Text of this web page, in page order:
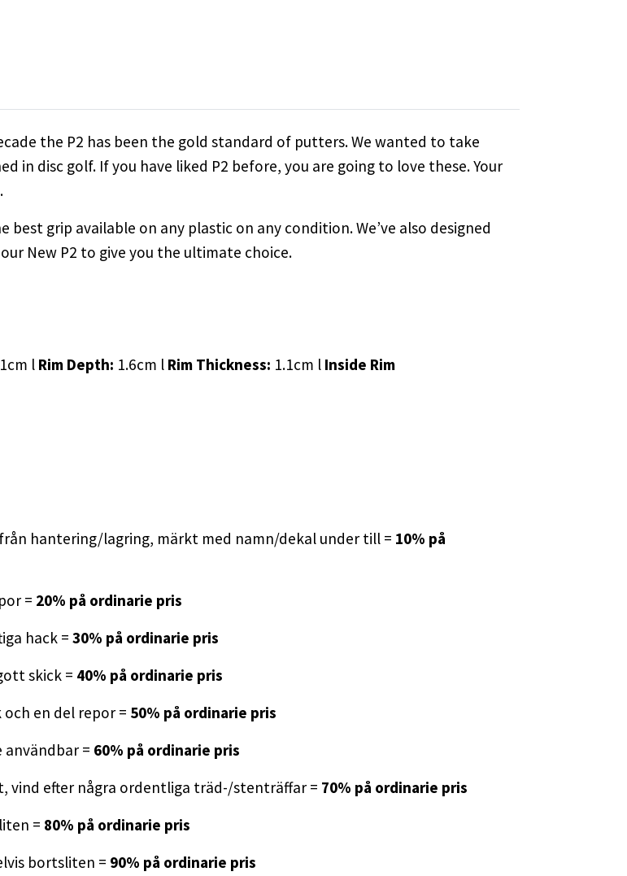
the P2 has been the gold standard of putters. We wanted to take
disc golf. If you have liked P2 before, you are going to love these. Your
best grip available on any plastic on any condition. We’ve also designed
New P2 to give you the ultimate choice.
l Rim Depth: 1.6cm l Rim Thickness: 1.1cm l Inside Rim
hantering/lagring, märkt med namn/dekal under till = 10% på
= 20% på ordinarie pris
hack = 30% på ordinarie pris
skick = 40% på ordinarie pris
en del repor = 50% på ordinarie pris
= 60% på ordinarie pris
vind efter några ordentliga träd-/stenträffar = 70% på ordinarie pris
= 80% på ordinarie pris
bortsliten = 90% på ordinarie pris